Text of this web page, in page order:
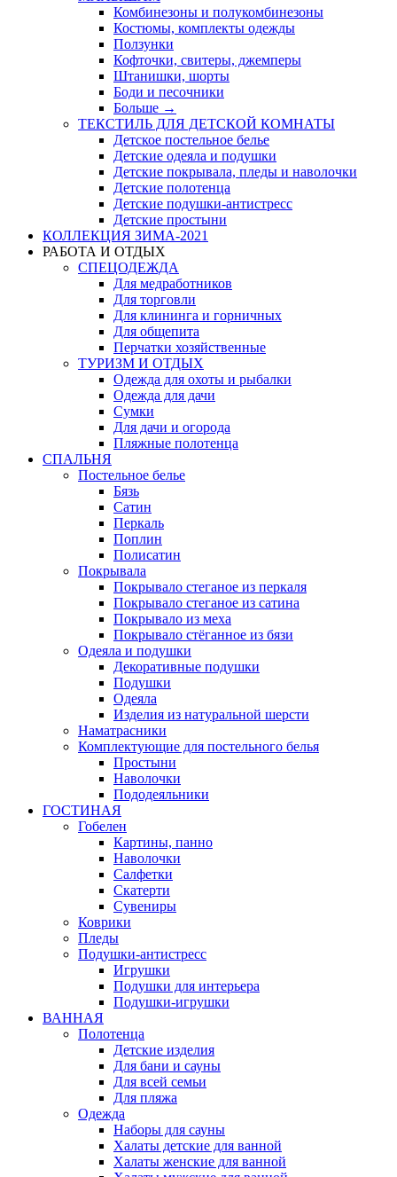
Комбинезоны и полукомбинезоны
Костюмы, комплекты одежды
Ползунки
Кофточки, свитеры, джемперы
Штанишки, шорты
Боди и песочники
Больше →
ТЕКСТИЛЬ ДЛЯ ДЕТСКОЙ КОМНАТЫ
Детское постельное белье
Детские одеяла и подушки
Детские покрывала, пледы и наволочки
Детские полотенца
Детские подушки-антистресс
Детские простыни
КОЛЛЕКЦИЯ ЗИМА-2021
РАБОТА И ОТДЫХ
СПЕЦОДЕЖДА
Для медработников
Для торговли
Для клининга и горничных
Для общепита
Перчатки хозяйственные
ТУРИЗМ И ОТДЫХ
Одежда для охоты и рыбалки
Одежда для дачи
Сумки
Для дачи и огорода
Пляжные полотенца
СПАЛЬНЯ
Постельное белье
Бязь
Сатин
Перкаль
Поплин
Полисатин
Покрывала
Покрывало стеганое из перкаля
Покрывало стеганое из сатина
Покрывало из меха
Покрывало стёганное из бязи
Одеяла и подушки
Декоративные подушки
Подушки
Одеяла
Изделия из натуральной шерсти
Наматраcники
Комплектующие для постельного белья
Простыни
Наволочки
Пододеяльники
ГОСТИНАЯ
Гобелен
Картины, панно
Наволочки
Салфетки
Скатерти
Сувениры
Коврики
Пледы
Подушки-антистресс
Игрушки
Подушки для интерьера
Подушки-игрушки
ВАННАЯ
Полотенца
Детские изделия
Для бани и сауны
Для всей семьи
Для пляжа
Одежда
Наборы для сауны
Халаты детские для ванной
Халаты женские для ванной